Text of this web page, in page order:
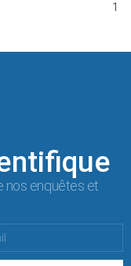
1
nos enquêtes et